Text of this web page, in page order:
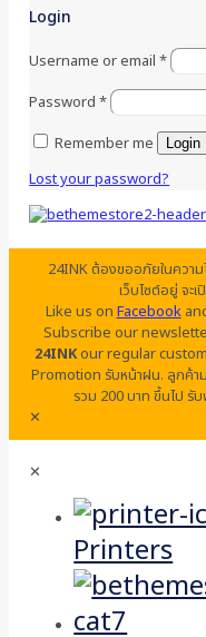
Login
Username or email*
Password*
Remember me
Login
Lost your password?
24INK ต้องขออภัยในควา
เว็บไซต์อยู่ จะเ
Like us onFacebook
Subscribe our
24INKour regular
Promotion รับหน้าฝน. ลูกค้า
รวม 200 บาท ขึ้นไป
✕
✕
Printers